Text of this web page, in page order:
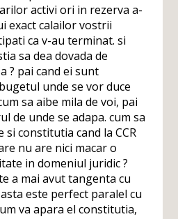
activi ori in rezerva a-
exact calailor vostrii
ca v-au terminat. si
sa dea dovada de
? pai cand ei sunt
unde se vor duce
sa aibe mila de voi, pai
de unde se adapa. cum sa
si constitutia cand la CCR
nu are nici macar o
in domeniul juridic ?
a mai avut tangenta cu
este perfect paralel cu
va apara el constitutia,